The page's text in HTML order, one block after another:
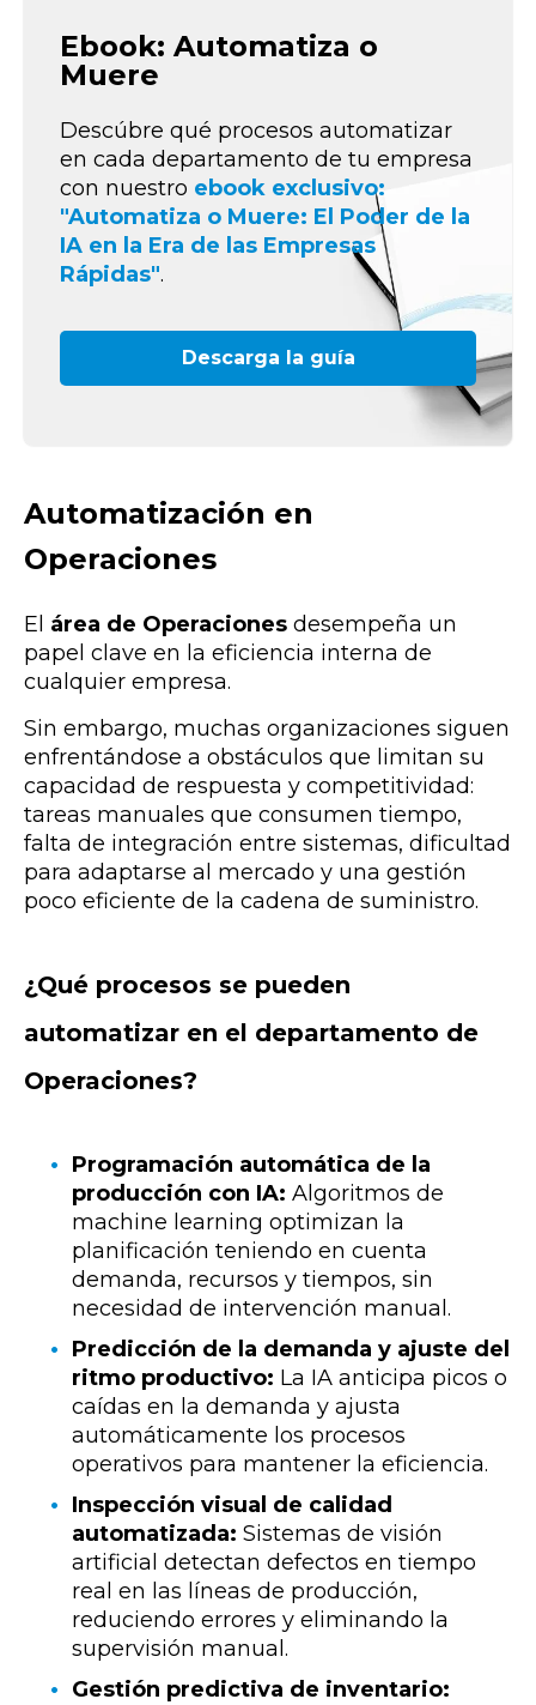
Ebook: Automatiza o
Muere
Descúbre qué procesos automatizar
en cada departamento de tu empresa
con nuestro ebook exclusivo:
"Automatiza o Muere: El Poder de la
IA en la Era de las Empresas
Rápidas".
Descarga la guía
Automatización en
Operaciones
El área de Operaciones desempeña un
papel clave en la eficiencia interna de
cualquier empresa.
Sin embargo, muchas organizaciones siguen
enfrentándose a obstáculos que limitan su
capacidad de respuesta y competitividad:
tareas manuales que consumen tiempo,
falta de integración entre sistemas, dificultad
para adaptarse al mercado y una gestión
poco eficiente de la cadena de suministro.
¿Qué procesos se pueden
automatizar en el departamento de
Operaciones?
Programación automática de la
producción con IA: Algoritmos de
machine learning optimizan la
planificación teniendo en cuenta
demanda, recursos y tiempos, sin
necesidad de intervención manual.
Predicción de la demanda y ajuste del
ritmo productivo: La IA anticipa picos o
caídas en la demanda y ajusta
automáticamente los procesos
operativos para mantener la eficiencia.
Inspección visual de calidad
automatizada: Sistemas de visión
artificial detectan defectos en tiempo
real en las líneas de producción,
reduciendo errores y eliminando la
supervisión manual.
Gestión predictiva de inventario: